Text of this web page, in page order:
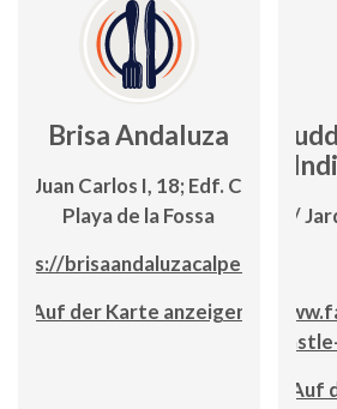
Brisa Andaluza
Juan Carlos I, 18; Edf. Cancún;
Playa de la Fossa
brisaandaluzacalpe.com
Auf der Karte anzeigen
&
C /
Auf